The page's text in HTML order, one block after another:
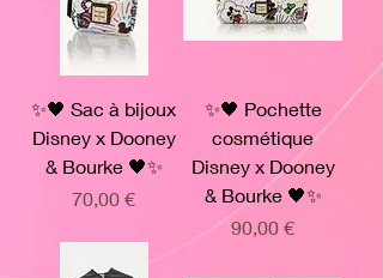
✨🖤 Sac à bijoux
Disney x Dooney
& Bourke 🖤✨
Prix
70,00 €
✨🖤 Pochette
cosmétique
Disney x Dooney
& Bourke 🖤✨
Prix
90,00 €